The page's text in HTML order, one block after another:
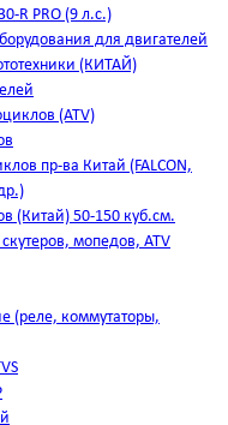
R PRO (9 л.с.)
для двигателей
(КИТАЙ)
(ATV)
пр-ва Китай (FALCON,
(Китай) 50-150 куб.см.
мопедов, ATV
(реле, коммутаторы,